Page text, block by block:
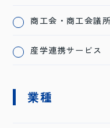
商工会・商工会議
産学連携サービス
業種